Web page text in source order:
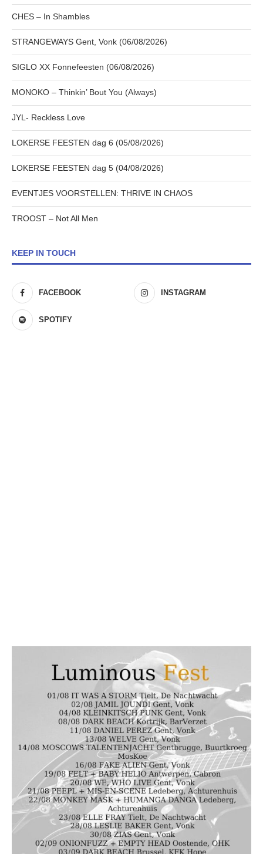
CHES – In Shambles
STRANGEWAYS Gent, Vonk (06/08/2026)
SIGLO XX Fonnefeesten (06/08/2026)
MONOKO – Thinkin’ Bout You (Always)
JYL- Reckless Love
LOKERSE FEESTEN dag 6 (05/08/2026)
LOKERSE FEESTEN dag 5 (04/08/2026)
EVENTJES VOORSTELLEN: THRIVE IN CHAOS
TROOST – Not All Men
KEEP IN TOUCH
FACEBOOK INSTAGRAM
SPOTIFY